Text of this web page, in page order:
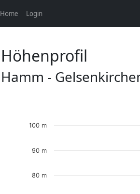
Home (current)
Login
Höhenprofil
Hamm -
80 m
90 m
100 m